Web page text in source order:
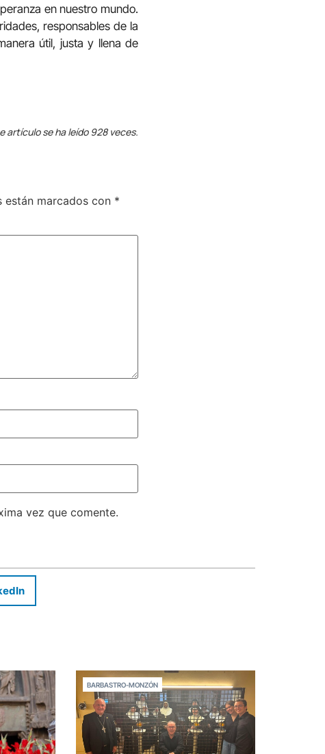
en nuestro mundo.
responsables de la
útil, justa y llena de
artículo se ha leído 928 veces.
marcados con *
vez que comente.
BARBASTRO-MONZÓN